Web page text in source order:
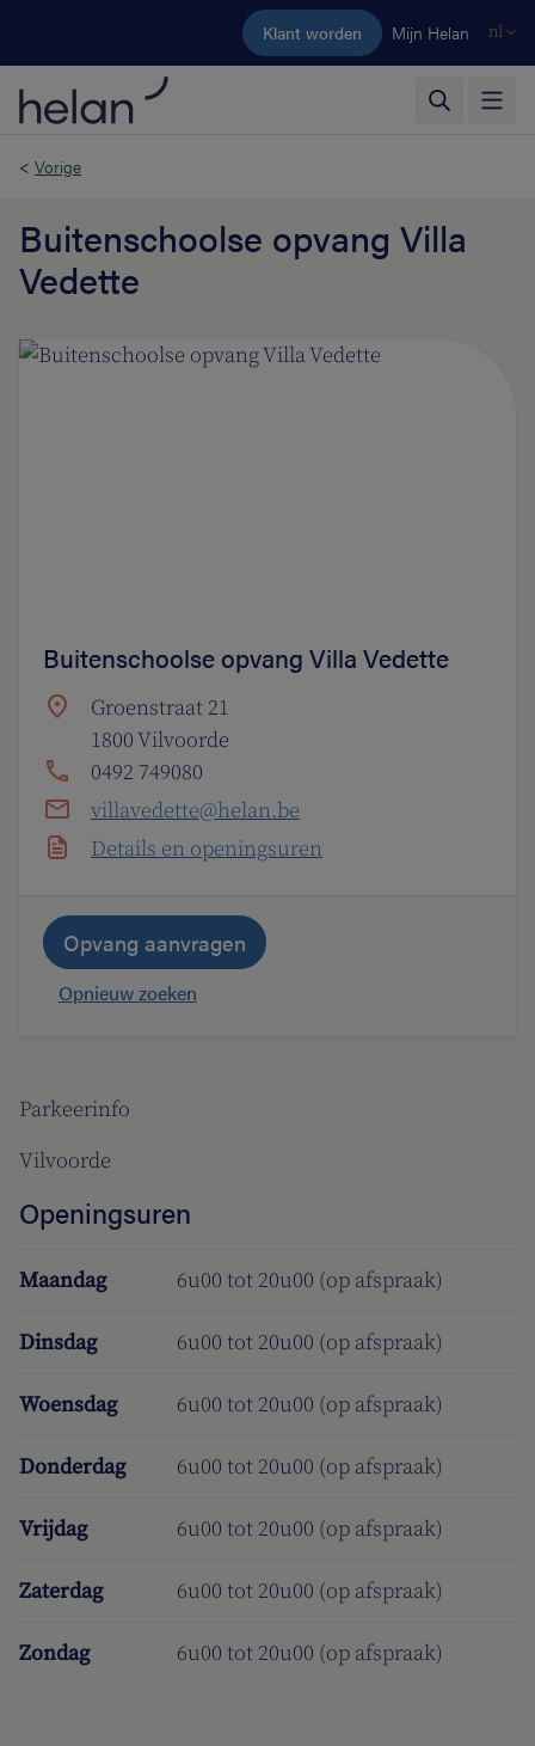
Ga naar de hoofdinhoud
Klant worden Mijn Helan nl
< Vorige
Buitenschoolse opvang Villa
Vedette
Parkeerinfo
Vilvoorde
Openingsuren
Maandag 6u00 tot 20u00 (op afspraak)
Dinsdag 6u00 tot 20u00 (op afspraak)
Woensdag 6u00 tot 20u00 (op afspraak)
Donderdag 6u00 tot 20u00 (op afspraak)
Vrijdag 6u00 tot 20u00 (op afspraak)
Zaterdag 6u00 tot 20u00 (op afspraak)
Zondag 6u00 tot 20u00 (op afspraak)
Buitenschoolse opvang Villa Vedette
Groenstraat 21
1800 Vilvoorde
0492 749080
villavedette@helan.be
Details en openingsuren
Opvang aanvragen
Opnieuw zoeken